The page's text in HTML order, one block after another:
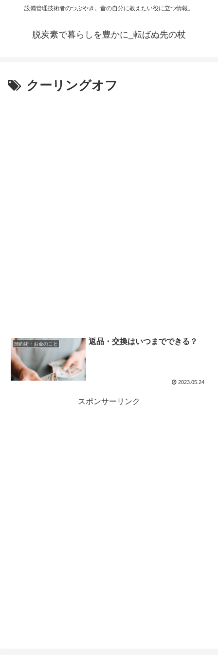
設備管理技術者のつぶやき。昔の自分に教えたい役に立つ情報。
脱炭素で暮らしを豊かに_転ばぬ先の杖
クーリングオフ
節約術・お金のこと 返品・交換はいつまでできる？
2023.05.24
スポンサーリンク